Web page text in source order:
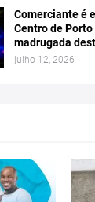
Comerciante é
Centro de
madrugada
julho 12, 2026